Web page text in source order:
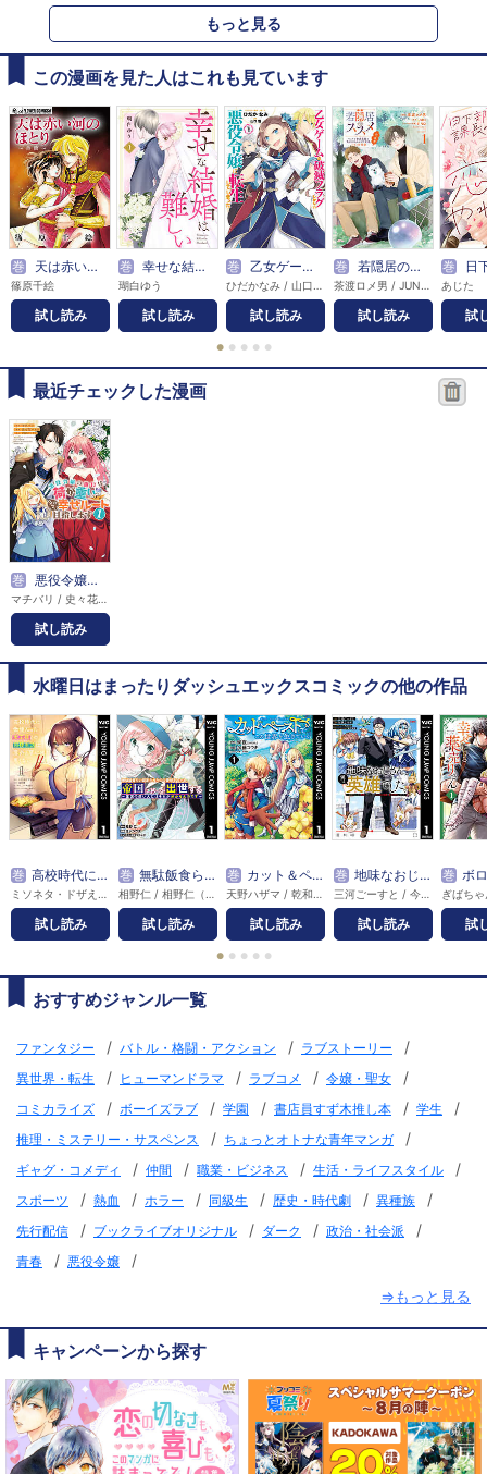
もっと見る
この漫画を見た人はこれも見ています
巻 天は赤い河のほとり～書簡～【マイクロ】
篠原千絵
試し読み
巻 幸せな結婚は難しい
瑚白ゆう
試し読み
巻 乙女ゲームの破滅フラグしかない悪役令嬢に転生してしまった…
試し読み
巻 若隠居のススメ～ペットと家庭菜園で気ままなのんびり生活。の、はず@COMIC
試し読み
巻 日下部課
あじた
試
● ● ● ● ●
最近チェックした漫画
巻 悪役令嬢の継母は荷が重いので、全力で幸せルート目指します
試し読み
水曜日はまったりダッシュエックスコミックの他の作品
巻 高校時代に傲慢だった女王様との同棲生活は意外と居心地が悪くない
試し読み
巻 無駄飯食らい認定されたので愛想をつかし、帝国に移って出世する ～王国の偉い人にはそれが分からんのです～
試し読み
巻 カット＆ペーストでこの世界を生きていく
試し読み
巻 地味なおじさん、実は英雄でした。～自覚がないまま無双してたら、姪のダンジョン配信で晒されてたようです～
試し読み
巻 ボロボロのエル
試
● ● ● ● ●
おすすめジャンル一覧
ファンタジー / バトル・格闘・アクション / ラブストーリー /
異世界・転生 / ヒューマンドラマ / ラブコメ / 令嬢・聖女 /
コミカライズ / ボーイズラブ / 学園 / 書店員すず木推し本 / 学生 /
推理・ミステリー・サスペンス / ちょっとオトナな青年マンガ /
ギャグ・コメディ / 仲間 / 職業・ビジネス / 生活・ライフスタイル /
スポーツ / 熱血 / ホラー / 同級生 / 歴史・時代劇 / 異種族 /
先行配信 / ブックライブオリジナル / ダーク / 政治・社会派 /
青春 / 悪役令嬢
/
⇒もっと見る
キャンペーンから探す